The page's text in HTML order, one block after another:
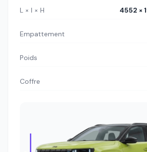
L × l × H 4552 ×
Empattement
Poids
Coffre